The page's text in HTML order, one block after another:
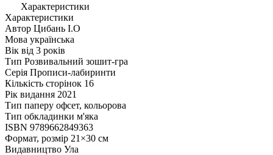
Характеристики
Характеристики
Автор Цибань І.О
Мова українська
Вік від 3 років
Тип Розвивальний зошит-гра
Серія Прописи-лабиринти
Кількість сторінок 16
Рік видання 2021
Тип паперу офсет, кольорова
Тип обкладинки м'яка
ISBN 9789662849363
Формат, розмір 21×30 см
Видавництво Ула